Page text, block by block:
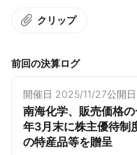
クリップ
前回の決算ログ
開催日 2025/11/27公開日
南海化学、販売価格
年3月末に株主優待制
の特産品等を贈呈